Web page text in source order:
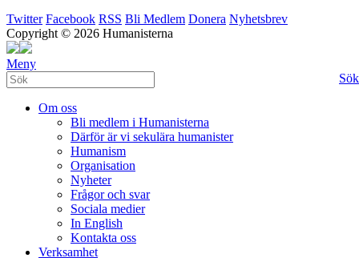
Twitter Facebook RSS Bli Medlem Donera Nyhetsbrev
Copyright © 2026 Humanisterna
Meny
Sök
Om oss
Bli medlem i Humanisterna
Därför är vi sekulära humanister
Humanism
Organisation
Nyheter
Frågor och svar
Sociala medier
In English
Kontakta oss
Verksamhet